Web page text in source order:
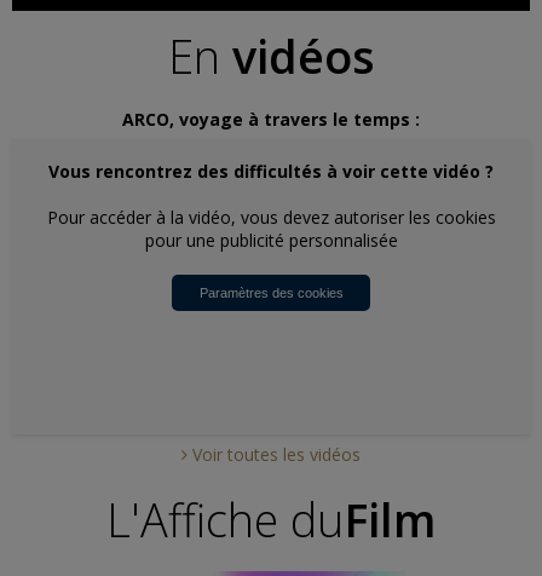
En vidéos
ARCO, voyage à travers le temps :
Vous rencontrez des difficultés à voir cette vidéo ?
Pour accéder à la vidéo, vous devez autoriser les cookies
pour une publicité personnalisée
Paramètres des cookies
Voir toutes les vidéos
L'Affiche duFilm